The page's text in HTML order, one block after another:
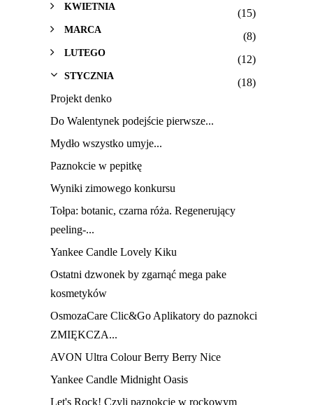
KWIETNIA
(15)
MARCA
(8)
LUTEGO
(12)
STYCZNIA
(18)
Projekt denko
Do Walentynek podejście pierwsze...
Mydło wszystko umyje...
Paznokcie w pepitkę
Wyniki zimowego konkursu
Tołpa: botanic, czarna róża. Regenerujący
peeling-...
Yankee Candle Lovely Kiku
Ostatni dzwonek by zgarnąć mega pake
kosmetyków
OsmozaCare Clic&Go Aplikatory do paznokci
ZMIĘKCZA...
AVON Ultra Colour Berry Berry Nice
Yankee Candle Midnight Oasis
Let's Rock! Czyli paznokcie w rockowym